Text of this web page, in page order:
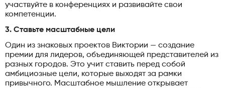
участвуйте в конференциях и развивайте свои
компетенции.
3. Ставьте масштабные цели
Один из знаковых проектов Виктории — создание
премии для лидеров, объединяющей представителей из
разных городов. Это учит ставить перед собой
амбициозные цели, которые выходят за рамки
привычного. Масштабное мышление открывает